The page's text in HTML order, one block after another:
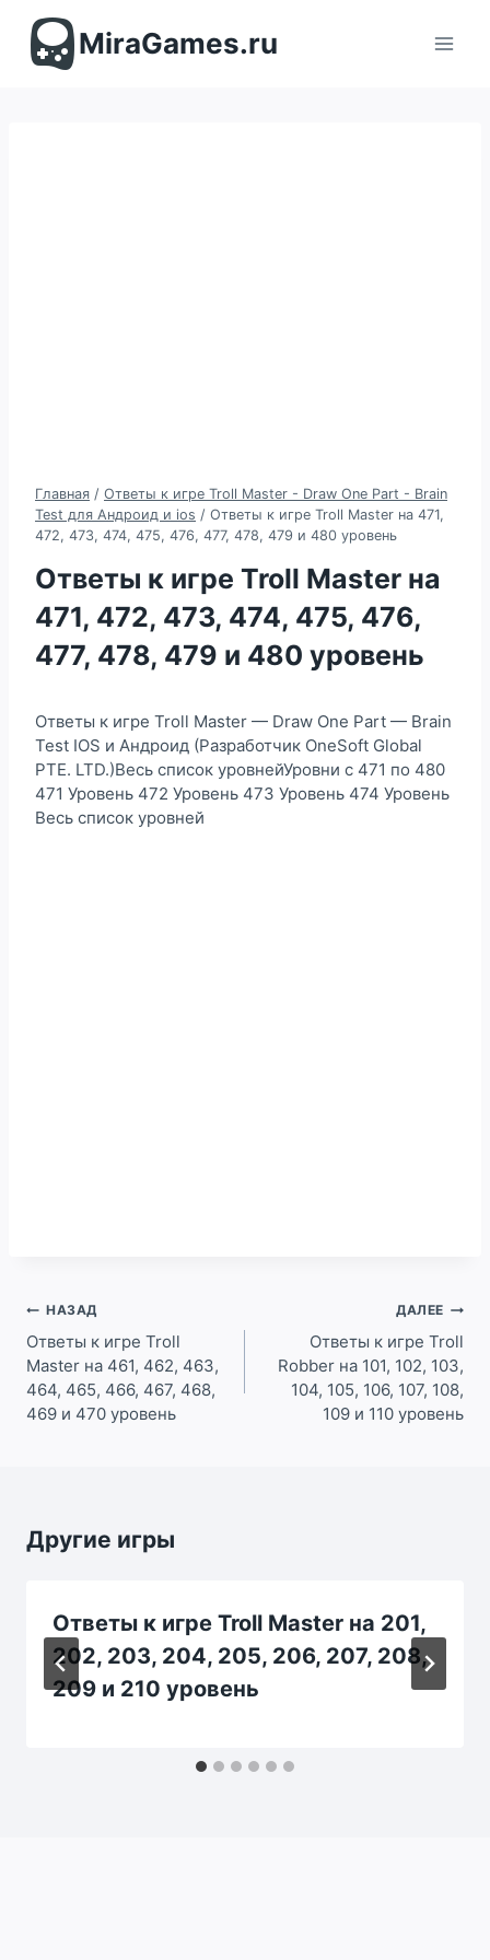
содержимомуMiraGames.ru
Главная / Ответы к игре Troll Master - Draw One Part - Brain
Test для Андроид и ios / Ответы к игре Troll Master на 471,
472, 473, 474, 475, 476, 477, 478, 479 и 480 уровень
Ответы к игре Troll Master на
471, 472, 473, 474, 475, 476,
477, 478, 479 и 480 уровень
Ответы к игре Troll Master — Draw One Part — Brain
Test IOS и Андроид (Разработчик OneSoft Global
PTE. LTD.)Весь список уровнейУровни с 471 по 480
471 Уровень 472 Уровень 473 Уровень 474 Уровень
Весь список уровней
Навигация
по
записям
НАЗАД
Ответы к игре Troll
Master на 461, 462, 463,
464, 465, 466, 467, 468,
469 и 470 уровень
ДАЛЕЕ
Ответы к игре Troll
Robber на 101, 102, 103,
104, 105, 106, 107, 108,
109 и 110 уровень
Другие игры
Ответы к игре Troll Master на 201,
202, 203, 204, 205, 206, 207, 208,
209 и 210 уровень